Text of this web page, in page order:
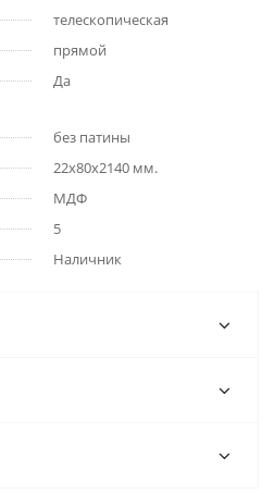
телескопическая
прямой
Да
без патины
22x80x2140 мм.
МДФ
5
Наличник